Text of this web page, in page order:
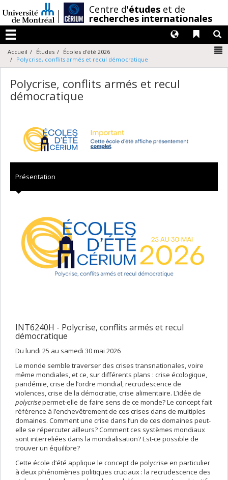
au
contenu
Centre d'études et de
recherches internationales
Menu
Liens
Langues
Accueil Études
Écoles d'été 2026
Polycrise, conflits armés et recul démocratique
Polycrise, conflits armés et recul
démocratique
Présentation
INT6240H - Polycrise, conflits armés et recul
démocratique
Du lundi 25 au samedi 30 mai 2026
Le monde semble traverser des crises transnationales, voire
même mondiales, et ce, sur différents plans : crise écologique,
pandémie, crise de l’ordre mondial, recrudescence de
violences, crise de la démocratie, crise alimentaire. L’idée de
polycrisepermet-elle de faire sens de ce monde? Le concept fait
référence à l’enchevêtrement de ces crises dans de multiples
domaines. Comment une crise dans l’un de ces domaines peut-
elle se répercuter ailleurs? Comment ces systèmes mondiaux
sont interreliées dans la mondialisation? Est-ce possible de
trouver un équilibre?
Cette école d’été applique le concept de polycrise en particulier
à deux phénomènes politiques cruciaux : la recrudescence des